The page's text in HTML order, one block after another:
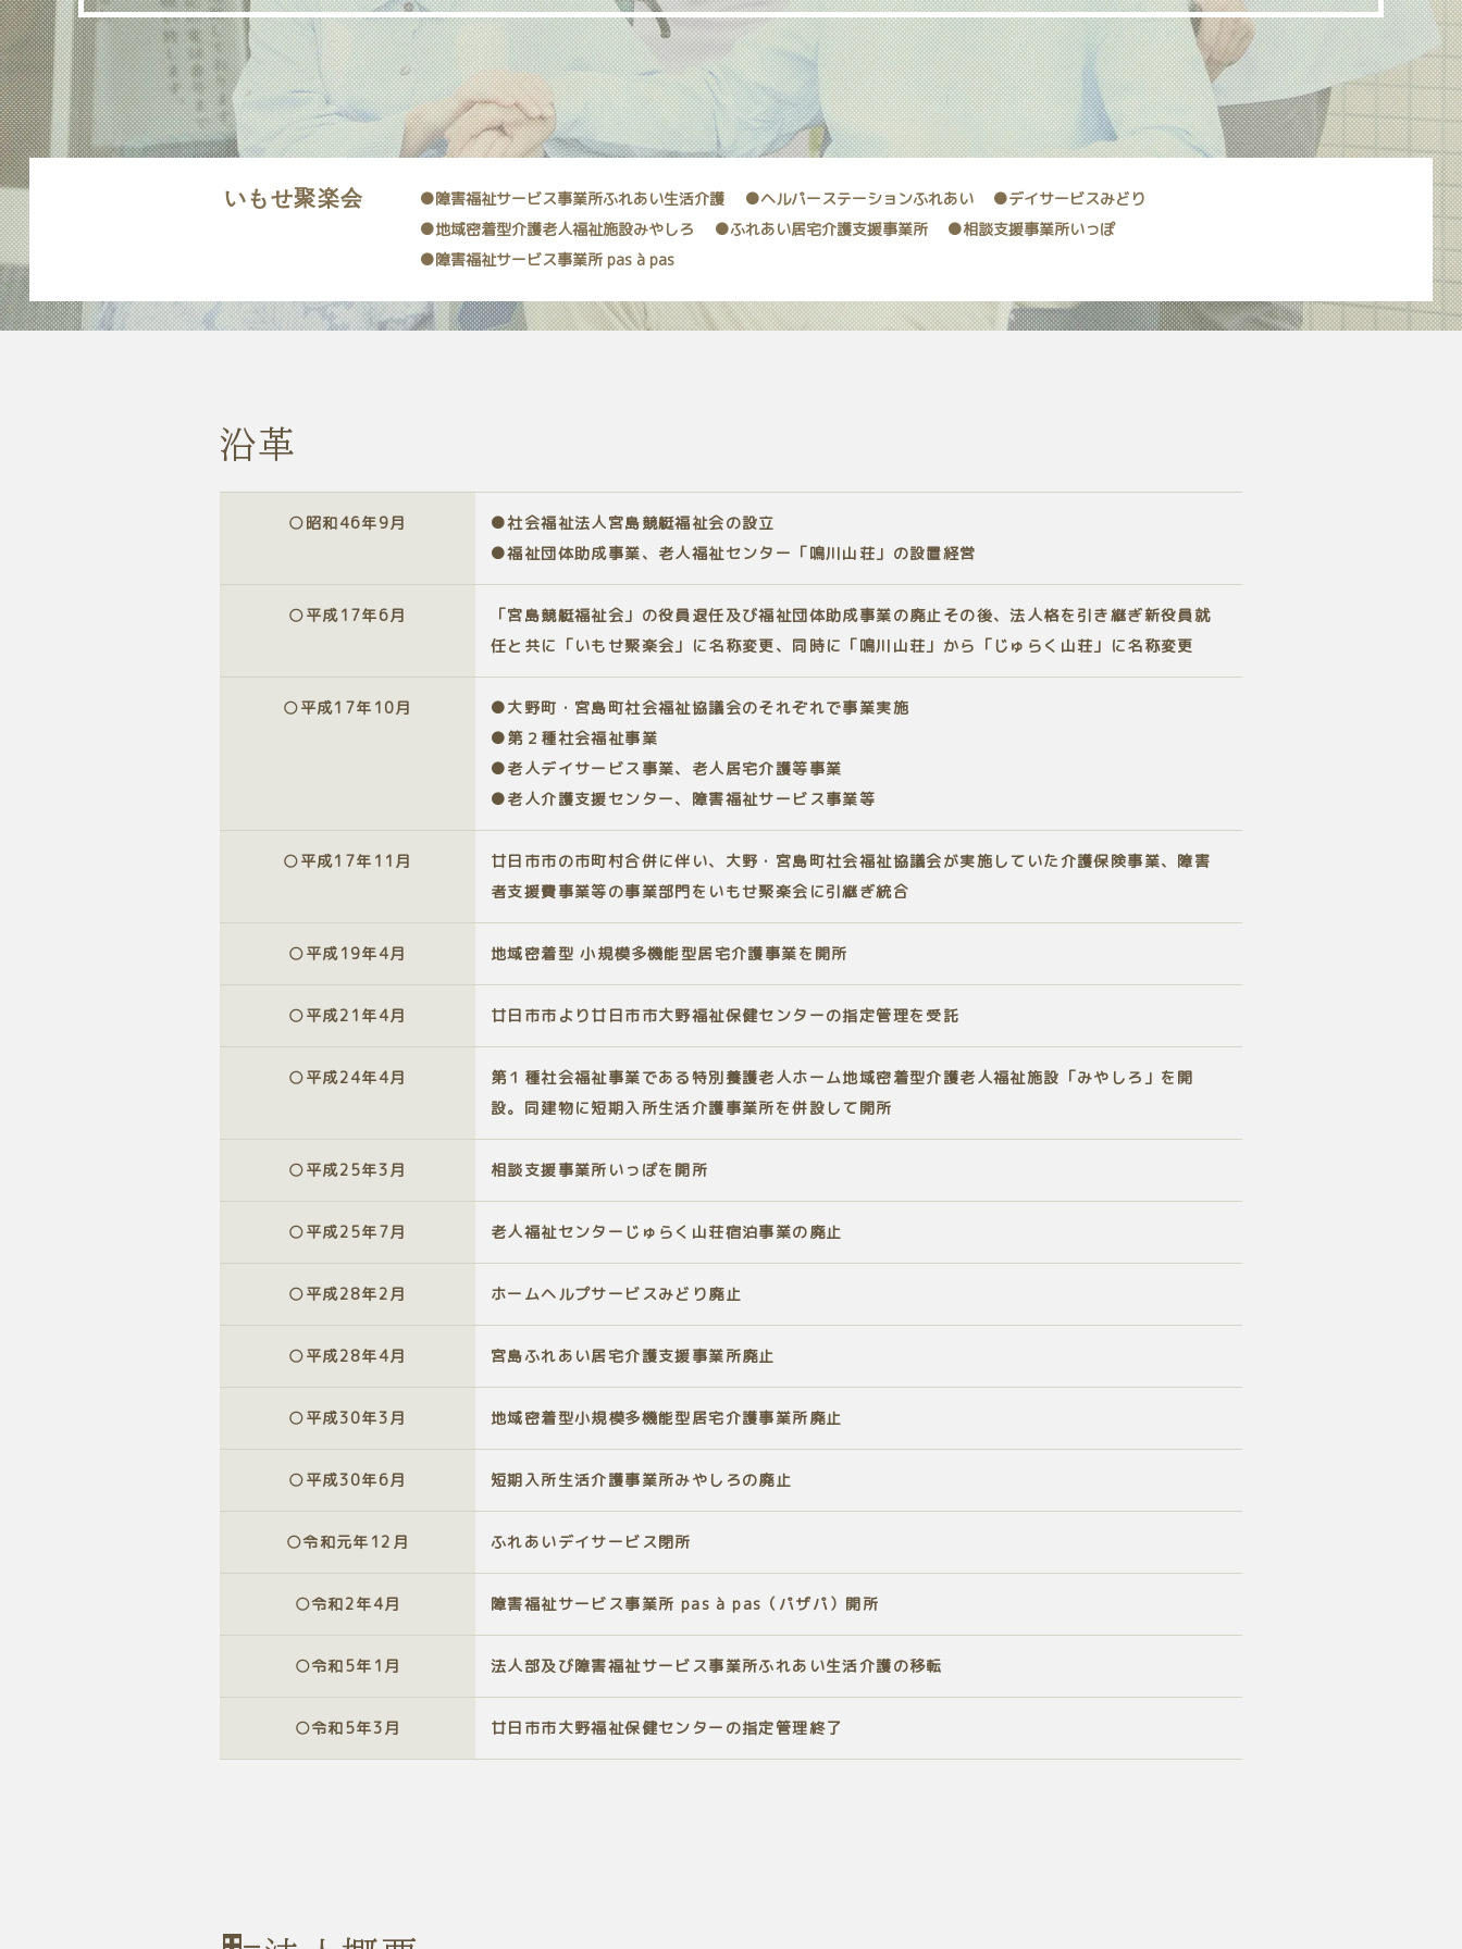
いもせ聚楽会 ●障害福祉サービス事業所ふれあい生活介護 ●ヘルパーステーションふれあい
●デイサービスみどり
●地域密着型介護老人福祉施設みやしろ
●ふれあい居宅介護支援事業所
●相談支援事業所いっぽ
●障害福祉サービス事業所 pas à pas
沿革
○昭和46年9月
●社会福祉法人宮島競艇福祉会の設立
●福祉団体助成事業、老人福祉センター「鳴川山荘」の設置経営
○平成17年6月
「宮島競艇福祉会」の役員退任及び福祉団体助成事業の廃止その後、法人格を引き継ぎ新役員就
任と共に「いもせ聚楽会」に名称変更、同時に「鳴川山荘」から「じゅらく山荘」に名称変更
○平成17年 10月
●大野町・宮島町社会福祉協議会のそれぞれで事業実施
●第２種社会福祉事業
●老人デイサービス事業、老人居宅介護等事業
●老人介護支援センター、障害福祉サービス事業等
○平成17年 11 月
廿日市市の市町村合併に伴い、大野・宮島町社会福祉協議会が実施していた介護保険事業、障害
者支援費事業等の事業部門をいもせ聚楽会に引継ぎ統合
○平成19年4月 地域密着型 小規模多機能型居宅介護事業を開所
○平成21 年4月 廿日市市より廿日市市大野福祉保健センターの指定管理を受託
○平成24年4月
第１種社会福祉事業である特別養護老人ホーム地域密着型介護老人福祉施設「みやしろ」を開
設。同建物に短期入所生活介護事業所を併設して開所
○平成25年3月 相談支援事業所いっぽを開所
○平成25年7月 老人福祉センターじゅらく山荘宿泊事業の廃止
○平成28年2月 ホームヘルプサービスみどり廃止
○平成28年4月 宮島ふれあい居宅介護支援事業所廃止
○平成30年3月 地域密着型小規模多機能型居宅介護事業所廃止
○平成30年6月 短期入所生活介護事業所みやしろの廃止
○令和元年 12 月 ふれあいデイサービス閉所
○令和2年4月 障害福祉サービス事業所 pas à pas（パザパ）開所
○令和5年 1 月 法人部及び障害福祉サービス事業所ふれあい生活介護の移転
○令和5年3月 廿日市市大野福祉保健センターの指定管理終了